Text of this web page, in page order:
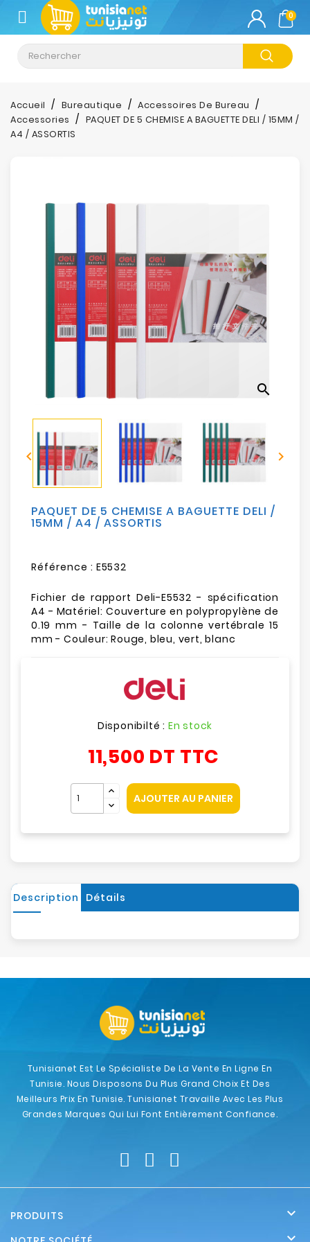
CATÉGORIE
Climatisation
Informatique
Téléphonie
Electroménager
Réseau
Sécurité
Mobilités
Loisirs
0
Accueil Bureautique
Accessoires De Bureau
Accessories
PAQUET DE 5 CHEMISE A BAGUETTE DELI / 15MM /
A4 / ASSORTIS
search
 
PAQUET DE 5 CHEMISE A BAGUETTE DELI /
15MM / A4 / ASSORTIS
Référence : E5532
Fichier de rapport Deli-E5532 - spécification
A4 - Matériel: Couverture en polypropylène de
0.19 mm - Taille de la colonne vertébrale 15
mm - Couleur: Rouge, bleu, vert, blanc
Disponibilté : En stock
11,500 DT TTC
AJOUTER AU PANIER
Description Détails
Tunisianet Est Le Spécialiste De La Vente En Ligne En
Tunisie. Nous Disposons Du Plus Grand Choix Et Des
Meilleurs Prix En Tunisie. Tunisianet Travaille Avec Les Plus
Grandes Marques Qui Lui Font Entièrement Confiance.
PRODUITS 
